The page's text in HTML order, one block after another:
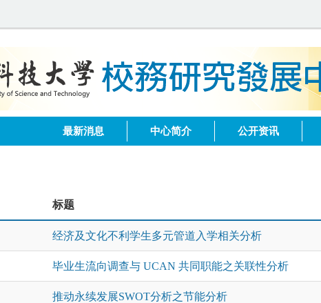
最新消息 中心简介 公开资讯
标题
经济及文化不利学生多元管道入学相关分析
毕业生流向调查与 UCAN 共同职能之关联性分析
推动永续发展SWOT分析之节能分析